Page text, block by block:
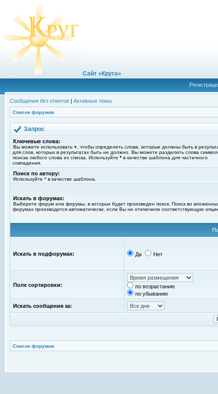
Сайт «Круга»
Сообщения без ответов | Активные темы
Список форумов
Запрос
Ключевые слова:
Вы можете использовать + , чтобы определить слова, которые должны быть в
для слов, которых в результатах быть не должно. Вы можете разделить слова
поиска любого слова из списка. Используйте * в качестве шаблона для частичного
совпадения.
Поиск по автору:
Используйте * в качестве шаблона.
Искать в форумах:
Выберите форум или форумы, в которых будет произведен поиск. Поиск во
форумах производится автоматически, если Вы не отключили соответствующую
Искать в подфорумах: Да Нет
Поле сортировки:
по возрастанию
по убыванию
Искать сообщения за:
Список форумов